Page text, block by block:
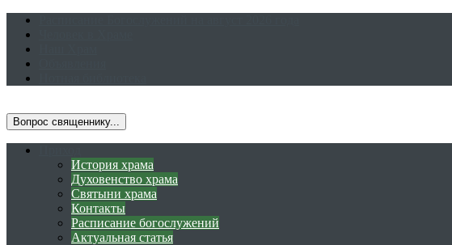
История храма
Духовенство храма
Святыни храма
Контакты
Расписание богослужений
Актуальная статья